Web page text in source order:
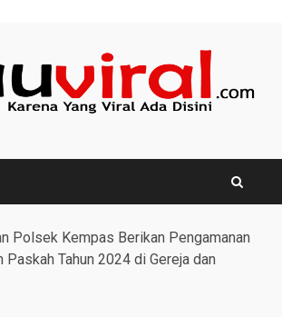
Polsek Kempas Berikan Pengamanan
Paskah Tahun 2024 di Gereja dan